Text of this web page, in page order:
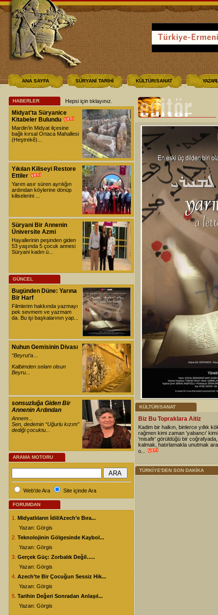
ANA SAYFA SÜRYANİ TARİHİ KÜLTÜR/SANAT
HABERLER Hepsi için tıklayınız
Midyat'ta Süryanice
Kitabeler Bulundu
Mardin’in Midyat ilçesine
bağlı kırsal Ortaca Mahallesi
(Heştrekê)...
Yıkılan Kiliseyi Restore
Ettiler
Yarım asır süren ayrılığın
ardından köylerine dönüp
kiliselerini ...
Süryani Bir Annenin
Üniversite Azmi
Hayallerinin peşinden giden
53 yaşında 5 çocuk annesi
Süryani kadın ü...
GÜNCEL
Bugünden Düne: Yarına
Bir Harf
Filmlerim hakkında yazmayı
pek sevmem ve yazmam
da. Bu işi başkalarının yap...
Nuhun Gemisinin Divası
“Beyrut’a…
Kalbimden selam olsun
Beyru...
sonsuzluğa Giden Bir
Annenin Ardından
Annem...
Sen, dedemin “Uğurlu kızım”
dediği çocuktu...
ARAMA MOTORU
Web'de Ara Site içinde Ara
FORUMDAN
1.
Midyatlıların İdil/Azech’e Bıra...
Yazan: Görgis
2. Teknolojinin Gölgesinde Kaybol...
Yazan: Görgis
3. Gerçek Güç: Zorbalık Değil…..
Yazan: Görgis
4. Azech’te Bir Çocuğun Sessiz Hik...
Yazan: Görgis
5. Tarihin Değeri Sonradan Anlaşıl...
Yazan: Görgis
KÜLTÜR/SANAT
Biz Bu Topraklara Aitiz
Kadim bir halkın, binlerce yıllık
rağmen kimi zaman 'yabancı'
'misafir' görüldüğü bir
kalmak, hatırlamakla unutmak
o...
TÜRKİYE'DEN SON DAKİKA